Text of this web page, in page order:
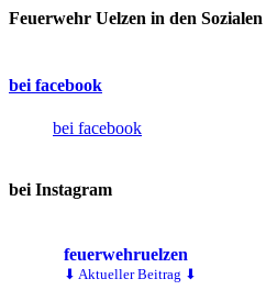
Feuerwehr Uelzen in den
bei facebook
bei facebook
bei Instagram
feuerwehruelzen
⬇ Aktueller Beitrag ⬇